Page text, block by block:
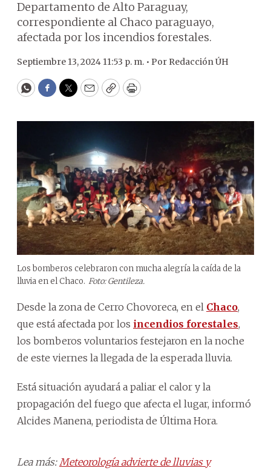
Departamento de Alto Paraguay,
correspondiente al Chaco paraguayo,
afectada por los incendios forestales.
Septiembre 13, 2024 11:53 p. m. • Por Redacción ÚH
WhatsApp
Facebook
Twitter
EmailCopyPrint
Los bomberos celebraron con mucha alegría la caída de la
lluvia en el Chaco. Foto: Gentileza.
Desde la zona de Cerro Chovoreca, en el Chaco,
que está afectada por los incendios forestales,
los bomberos voluntarios festejaron en la noche
de este viernes la llegada de la esperada lluvia.
Está situación ayudará a paliar el calor y la
propagación del fuego que afecta el lugar, informó
Alcides Manena, periodista de Última Hora.
Lea más: Meteorología advierte de lluvias y